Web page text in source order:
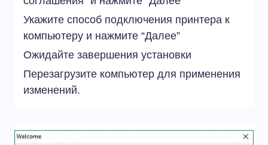
Укажите способ подключения принтера к
компьютеру и нажмите “Далее”
Ожидайте завершения установки
Перезагрузите компьютер для применения
изменений.